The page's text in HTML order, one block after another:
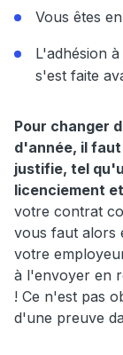
Vous êtes
L'adhésion
s'est faite
Pour changer
d'année, il
justifie, tel
licenciement
votre contrat
vous faut alors
votre
à l'envoyer en
! Ce n'est pas
d'une preuve